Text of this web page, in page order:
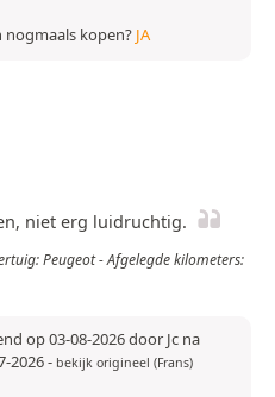
nogmaals kopen? JA
niet erg luidruchtig.
Peugeot - Afgelegde kilometers:
op 03-08-2026 door Jc na
2026- bekijk origineel (Frans)